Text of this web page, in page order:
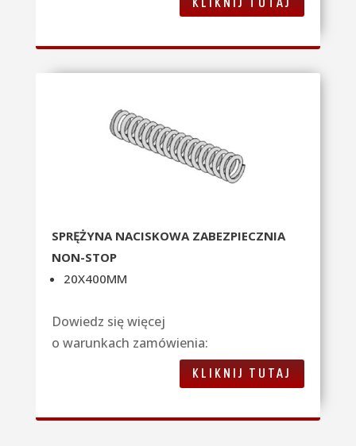
SPRĘŻYNA NACISKOWA ZABEZPIECZNIA
NON-STOP
20X400MM
Dowiedz się więcej
o warunkach zamówienia:
KLIKNIJ TUTAJ